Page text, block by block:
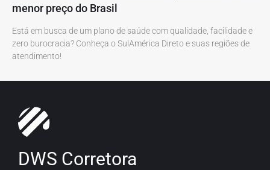
menor preço do Brasil
Está em busca de um plano de saúde com qualidade, facilidade e
zero burocracia? Conheça o SulAmérica Direto e suas regiões de
atendimento!
DWS Corretora